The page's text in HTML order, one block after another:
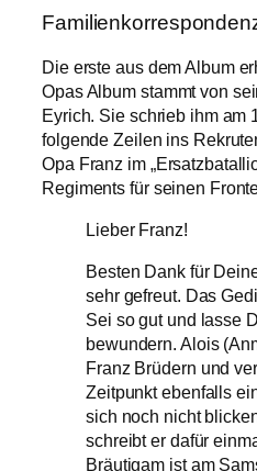
Die erste aus dem Album
Opas Album stammt von
Eyrich. Sie schrieb ihm am
folgende Zeilen ins
Opa Franz im
Regiments für seinen
Lieber Franz!
Besten Dank für
sehr gefreut. Das
Sei so gut und lasse
bewundern. Alois
Franz Brüdern und
Zeitpunkt ebenfalls
sich noch nicht
schreibt er dafür
Bräutigam ist am